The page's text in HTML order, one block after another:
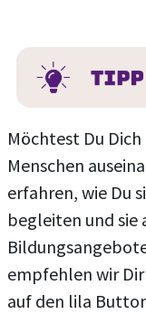
Möchtest Du
Menschen
erfahren, wie Du
begleiten und sie
empfehlen wir
auf den lila